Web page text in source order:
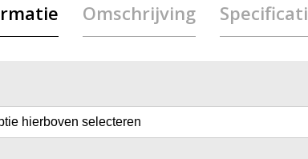
Omschrijving
hierboven selecteren